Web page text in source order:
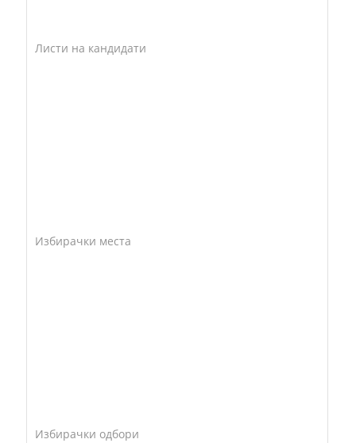
Листи на кандидати
Избирачки места
Избирачки одбори